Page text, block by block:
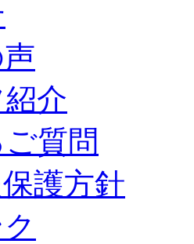
介
質問
護方針